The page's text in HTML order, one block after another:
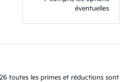
éventuelles
toutes les primes et réductions sont